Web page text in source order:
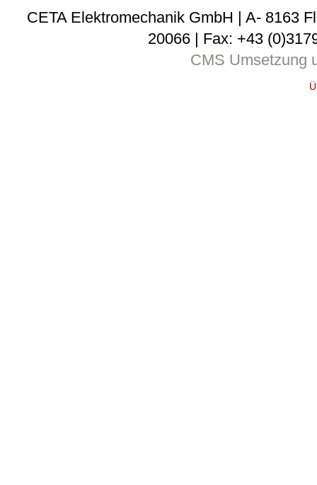
CETA Elektromechanik GmbH | A- 8163
20066 | Fax: +43
CMS Umsetzung